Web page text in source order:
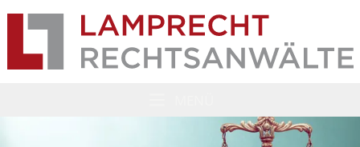
ZUM HAUPTINHALT SPRINGEN
Lamprecht Rechtsanwälte